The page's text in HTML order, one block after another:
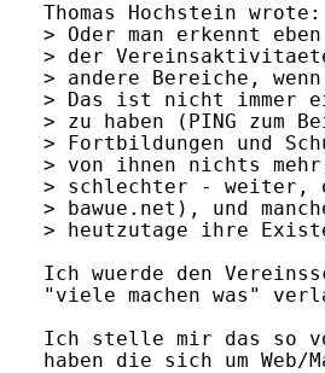
Thomas Hochstein wrote:
> Oder man erkennt
> der
> andere Bereiche,
> Das ist nicht immer
> zu haben (PING zum
> Fortbildungen und
> von ihnen nichts
> schlechter - weiter,
> bawue.net), und
> heutzutage ihre
Ich wuerde den
"viele machen was"
Ich stelle mir das so
haben die sich um